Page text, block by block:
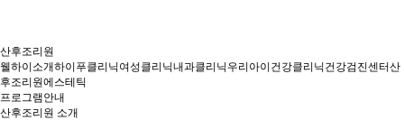
산후조리원
웰하이소개하이푸클리닉여성클리닉내과클리닉우리아이건강클리닉건강검진센터산
후조리원에스테틱
프로그램안내
산후조리원 소개